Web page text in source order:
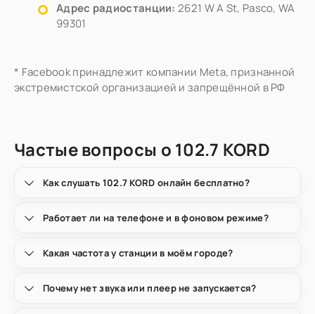
Адрес радиостанции: 2621 W A St, Pasco, WA
99301
* Facebook принадлежит компании Meta, признанной
экстремистской организацией и запрещённой в РФ
Частые вопросы о 102.7 KORD
Как слушать 102.7 KORD онлайн бесплатно?
Работает ли на телефоне и в фоновом режиме?
Какая частота у станции в моём городе?
Почему нет звука или плеер не запускается?